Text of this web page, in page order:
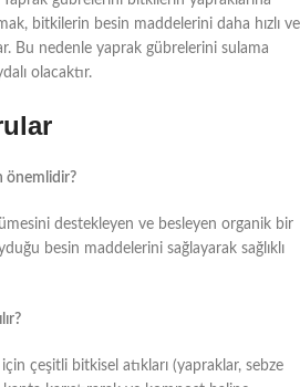
bitkilerin besin maddelerini daha hızlı ve
Bu nedenle yaprak gübrelerini sulama
olacaktır.
önemlidir?
destekleyen ve besleyen organik bir
besin maddelerini sağlayarak sağlıklı
çeşitli bitkisel atıkları (yapraklar, sebze